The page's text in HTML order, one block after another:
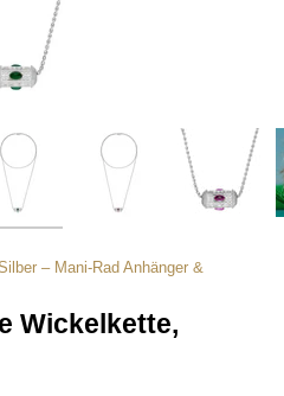
– Mani-Rad Anhänger &
Wickelkette,